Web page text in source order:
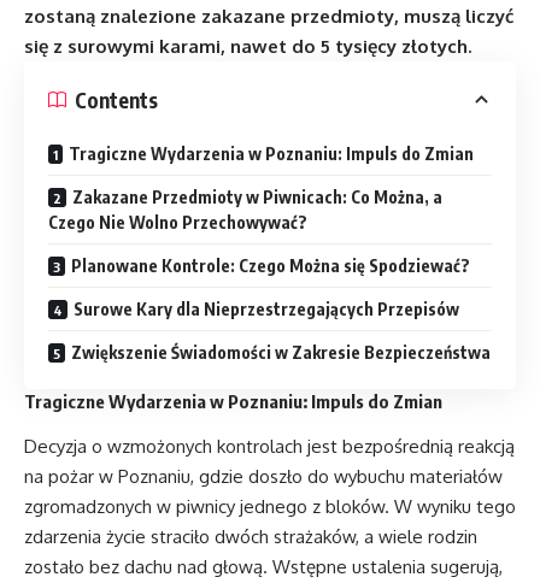
zostaną znalezione zakazane przedmioty, muszą liczyć
się z surowymi karami, nawet do 5 tysięcy złotych.
Contents
Tragiczne Wydarzenia w Poznaniu: Impuls do Zmian
Zakazane Przedmioty w Piwnicach: Co Można, a
Czego Nie Wolno Przechowywać?
Planowane Kontrole: Czego Można się Spodziewać?
Surowe Kary dla Nieprzestrzegających Przepisów
Zwiększenie Świadomości w Zakresie Bezpieczeństwa
Tragiczne Wydarzenia w Poznaniu: Impuls do Zmian
Decyzja o wzmożonych kontrolach jest bezpośrednią reakcją
na pożar w Poznaniu, gdzie doszło do wybuchu materiałów
zgromadzonych w piwnicy jednego z bloków. W wyniku tego
zdarzenia życie straciło dwóch strażaków, a wiele rodzin
zostało bez dachu nad głową. Wstępne ustalenia sugerują,